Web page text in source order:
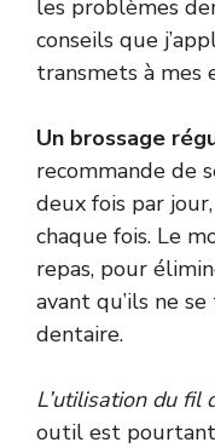
les problèmes
conseils que
transmets à mes
Un brossage
recommande de
deux fois par
chaque fois. Le
repas, pour
avant qu’ils ne
dentaire.
L’utilisation du fil
outil est